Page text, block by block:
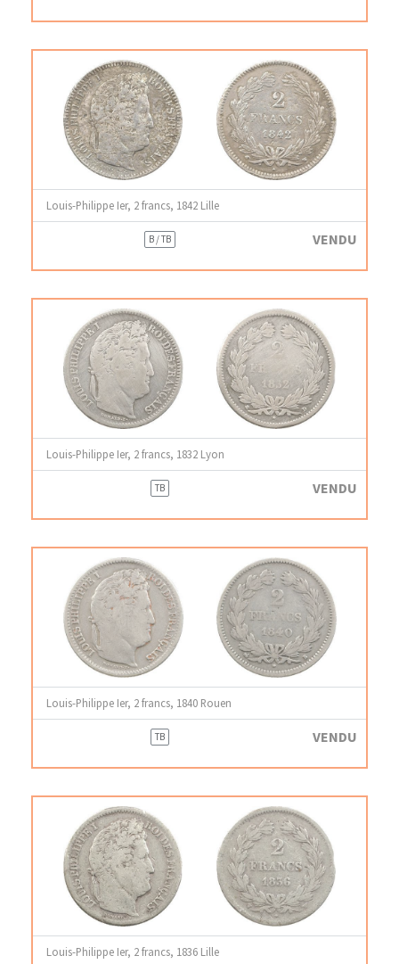
Louis-Philippe Ier, 2 francs, 1842 Lille
B / TB VENDU
Louis-Philippe Ier, 2 francs, 1832 Lyon
TB VENDU
Louis-Philippe Ier, 2 francs, 1840 Rouen
TB VENDU
Louis-Philippe Ier, 2 francs, 1836 Lille